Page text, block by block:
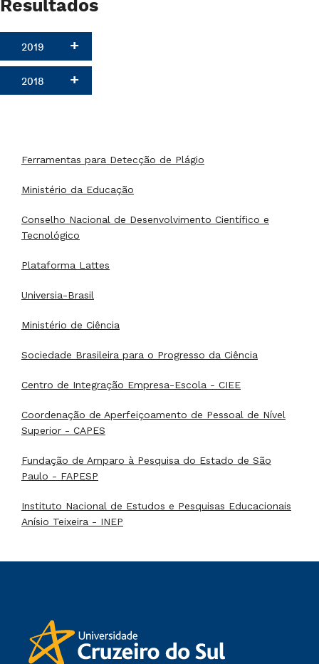
Resultados
2019
2018
Ferramentas para Detecção de Plágio
Ministério da Educação
Conselho Nacional de Desenvolvimento Científico e
Tecnológico
Plataforma Lattes
Universia-Brasil
Ministério de Ciência
Sociedade Brasileira para o Progresso da Ciência
Centro de Integração Empresa-Escola - CIEE
Coordenação de Aperfeiçoamento de Pessoal de Nível
Superior - CAPES
Fundação de Amparo à Pesquisa do Estado de São
Paulo - FAPESP
Instituto Nacional de Estudos e Pesquisas Educacionais
Anísio Teixeira - INEP